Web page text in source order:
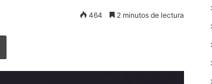
464 2 minutos de lectura
Imprimir